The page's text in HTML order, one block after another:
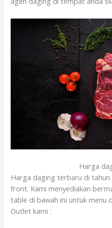
Harga
Harga daging terbaru di
front. Kami menyediakan
table di bawah ini untuk menu
Outlet kami :